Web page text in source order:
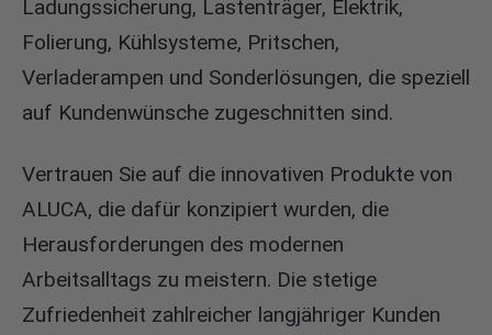
Ladungssicherung, Lastenträger, Elektrik,
Folierung, Kühlsysteme, Pritschen,
Verladerampen und Sonderlösungen, die speziell
auf Kundenwünsche zugeschnitten sind.
Vertrauen Sie auf die innovativen Produkte von
ALUCA, die dafür konzipiert wurden, die
Herausforderungen des modernen
Arbeitsalltags zu meistern. Die stetige
Zufriedenheit zahlreicher langjähriger Kunden